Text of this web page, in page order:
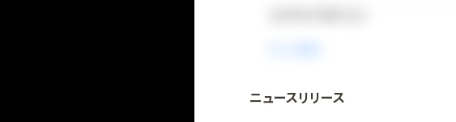
法人向け情報プラットフォーム
ニュースリリース